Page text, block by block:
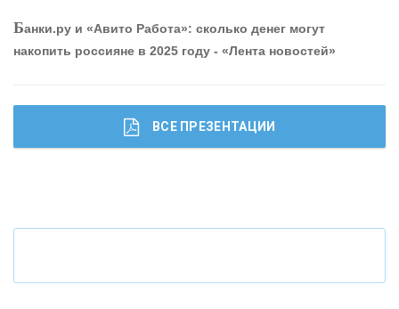
КОНТАКТЫ
Банки.ру и «Авито Работа»: сколько денег могут
накопить россияне в 2025 году - «Лента новостей»
ВСЕ ПРЕЗЕНТАЦИИ